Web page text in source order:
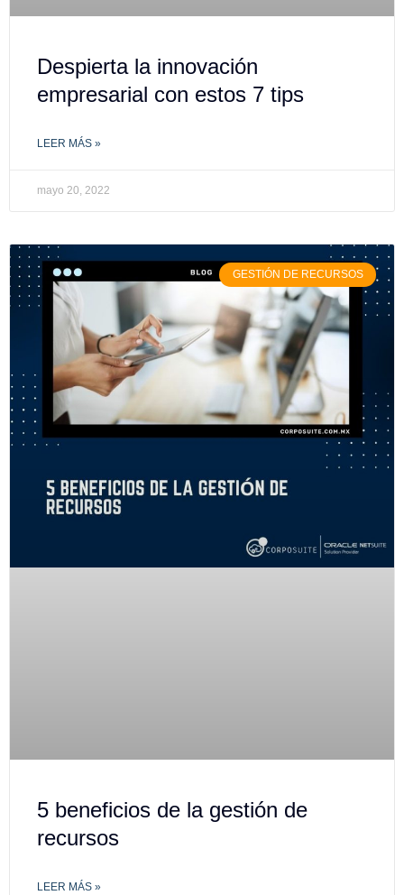
Despierta la innovación
empresarial con estos 7 tips
LEER MÁS »
mayo 20, 2022
GESTIÓN DE RECURSOS
5 beneficios de la gestión de
recursos
LEER MÁS »